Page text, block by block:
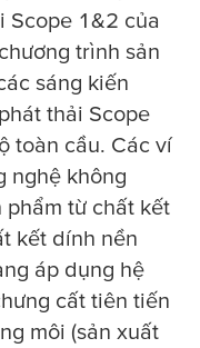
Scope 1&2 của
trình sản
sáng kiến
thải Scope
toàn cầu. Các ví
nghệ không
phẩm từ chất kết
kết dính nền
áp dụng hệ
cất tiên tiến
môi (sản xuất